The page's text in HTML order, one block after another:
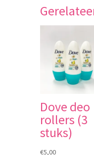
Dove deo
rollers (3
stuks)
€5,00